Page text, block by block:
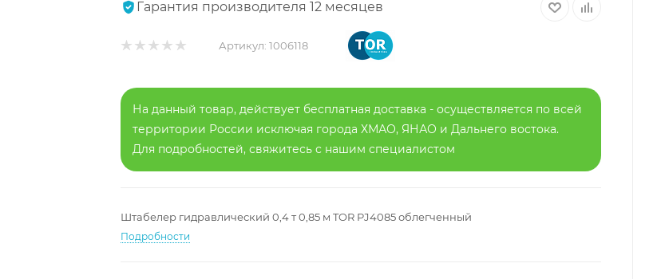
Гарантия производителя 12 месяцев
Артикул: 1006118
На данный товар, действует бесплатная доставка - осуществляется по всей
территории России исключая города ХМАО, ЯНАО и Дальнего востока.
Для подробностей, свяжитесь с нашим специалистом
Штабелер гидравлический 0,4 т 0,85 м TOR PJ4085 облегченный
Подробности